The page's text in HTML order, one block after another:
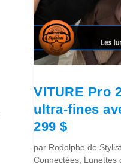
VITURE Pro
ultra-fines
299 $
par Rodolphe de
Connectées Lunettes